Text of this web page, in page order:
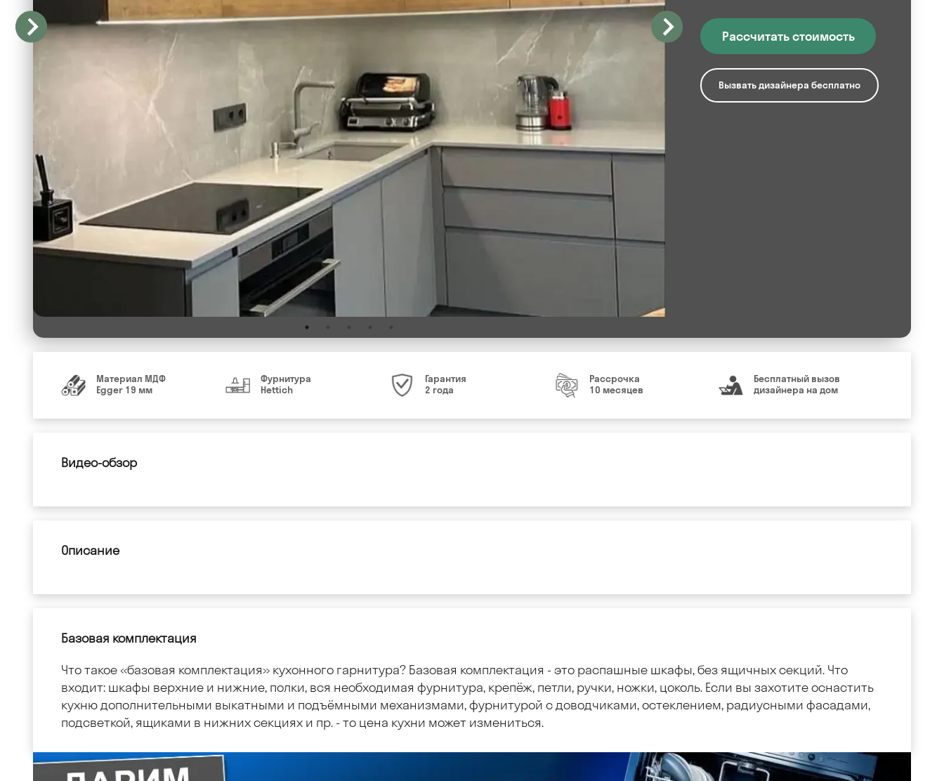
Рассчитать стоимость
Вызвать дизайнера бесплатно
Материал МДФ
Egger 19 мм
Фурнитура
Hettich
Гарантия
2 года
Рассрочка
10 месяцев
Бесплатный вызов
дизайнера на дом
Видео-обзор
Описание
Базовая комплектация
Что такое «базовая комплектация» кухонного гарнитура? Базовая комплектация - это распашные шкафы, без ящичных секций. Что
входит: шкафы верхние и нижние, полки, вся необходимая фурнитура, крепёж, петли, ручки, ножки, цоколь. Если вы захотите оснастить
кухню дополнительными выкатными и подъёмными механизмами, фурнитурой с доводчиками, остеклением, радиусными фасадами,
подсветкой, ящиками в нижних секциях и пр. - то цена кухни может измениться.